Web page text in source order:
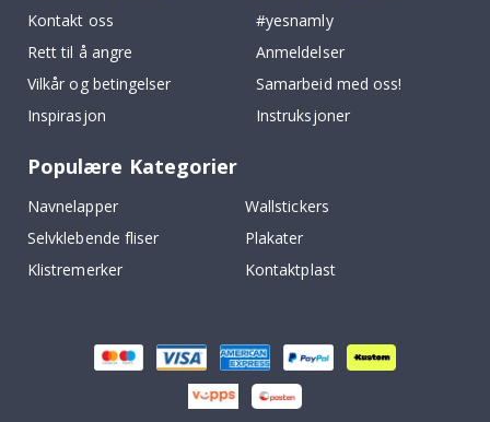
Kontakt oss
Rett til å angre
Vilkår og betingelser
Inspirasjon
#yesnamly
Anmeldelser
Samarbeid med oss!
Instruksjoner
Populære Kategorier
Navnelapper
Wallstickers
Selvklebende fliser
Plakater
Klistremerker
Kontaktplast